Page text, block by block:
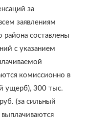
за
заявлениям
составлены
с указанием
комиссионно в
ущерб), 300 тыс.
(за сильный